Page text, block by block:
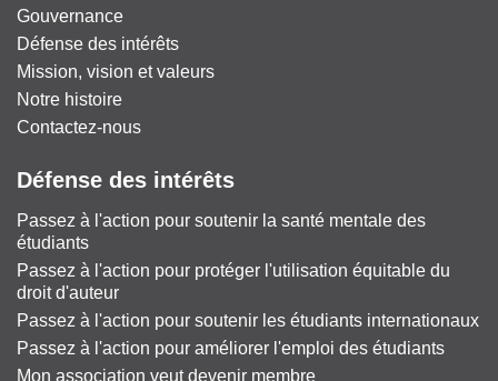
Gouvernance
Défense des intérêts
Mission, vision et valeurs
Notre histoire
Contactez-nous
Défense des intérêts
Passez à l'action pour soutenir la santé mentale des
étudiants
Passez à l'action pour protéger l'utilisation équitable du
droit d'auteur
Passez à l'action pour soutenir les étudiants internationaux
Passez à l'action pour améliorer l'emploi des étudiants
Mon association veut devenir membre